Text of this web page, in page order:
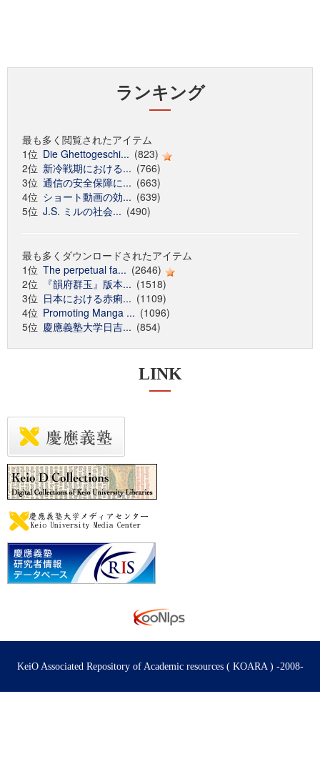
ランキング
最も多く閲覧されたアイテム
1位 Die Ghettogeschi... (823)
2位 新冷戦期における... (766)
3位 通信の安全保障に... (663)
4位 ショート動画の効... (639)
5位 J.S. ミルの社会... (490)
最も多くダウンロードされたアイテム
1位 The perpetual fa... (2646)
2位
『韻府群玉』版本... (1518)
3位 日本における赤痢... (1109)
4位 Promoting Manga ... (1096)
5位 慶應義塾大学日吉... (854)
LINK
KeiO Associated Repository of Academic resources ( KOARA ) -2008-